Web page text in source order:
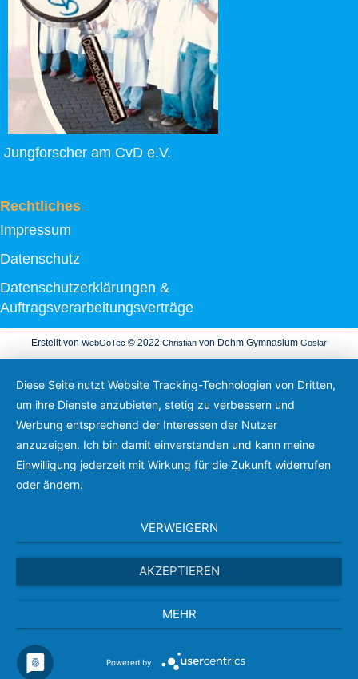
Jungforscher am CvD e.V.
Rechtliches
Impressum
Datenschutz
Datenschutzerklärungen &
Auftragsverarbeitungsverträge
Erstellt von WebGoTec © 2022 Christian von Dohm Gymnasium Goslar
Diese Seite nutzt Website Tracking-Technologien von Dritten,
um ihre Dienste anzubieten, stetig zu verbessern und
Werbung entsprechend der Interessen der Nutzer
anzuzeigen. Ich bin damit einverstanden und kann meine
Einwilligung jederzeit mit Wirkung für die Zukunft widerrufen
oder ändern.
VERWEIGERN
AKZEPTIEREN
MEHR
Powered by